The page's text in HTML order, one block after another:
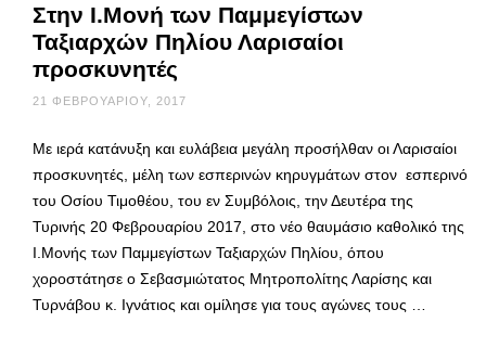
Στην Ι.Μονή των Παμμεγίστων
Ταξιαρχών Πηλίου Λαρισαίοι
προσκυνητές
21 ΦΕΒΡΟΥΑΡΊΟΥ, 2017
Με ιερά κατάνυξη και ευλάβεια μεγάλη προσήλθαν οι Λαρισαίοι
προσκυνητές, μέλη των εσπερινών κηρυγμάτων στον εσπερινό
του Οσίου Τιμοθέου, του εν Συμβόλοις, την Δευτέρα της
Τυρινής 20 Φεβρουαρίου 2017, στο νέο θαυμάσιο καθολικό της
Ι.Μονής των Παμμεγίστων Ταξιαρχών Πηλίου, όπου
χοροστάτησε ο Σεβασμιώτατος Μητροπολίτης Λαρίσης και
Τυρνάβου κ. Ιγνάτιος και ομίλησε για τους αγώνες τους …